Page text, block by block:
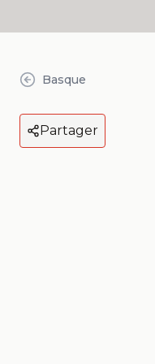
Basque
Partager